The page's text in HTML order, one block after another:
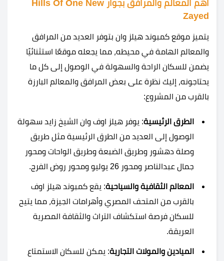
اهم المعالم والمرافق بجوار Hills Of One New
Zayed
يتميز موقع كمبوند هيلز وان بتوفر العديد من المرافق
والمعالم الهامة في محيطه، مما يجعله موقعًا استثنائيًا
يضمن للسكان الراحة والسهولة في الوصول إلى كل ما
يحتاجونه، إليك نظرة على بعض المرافق والمعالم البارزة
بالقرب من المشروع:
الطرق الرئيسية: يوفر هيلز اوف وان الشيخ زايد سهولة
الوصول إلى العديد من الطرق الرئيسية مثل طريق
وصلة دهشور وطريق الضبعة وطريق الواحات ومحور
جمال عبدالناصر ومحور 26 يوليو ومحور روض الفرج.
المعالم الثقافية والسياحية: يقع كمبوند هيلز اوف
بالقرب من المتحف المصري وأهرامات الجيزة، مما يتيح
للسكان فرصة استكشاف التراث والثقافة المصرية
العريقة.
الميادين والمولات التجارية: يمكن للسكان الاستمتاع